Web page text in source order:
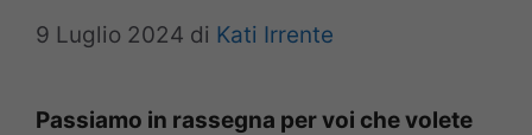
9 Luglio 2024 di Kati Irrente
Passiamo in rassegna per voi che volete